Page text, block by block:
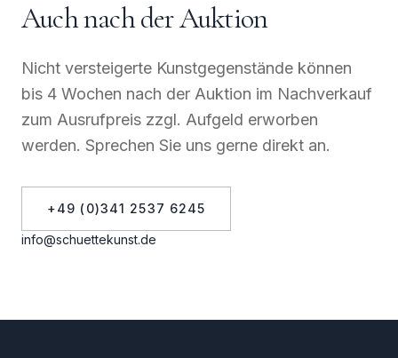
Auch nach der Auktion
Nicht versteigerte Kunstgegenstände können
bis 4 Wochen nach der Auktion im Nachverkauf
zum Ausrufpreis zzgl. Aufgeld erworben
werden. Sprechen Sie uns gerne direkt an.
+49 (0)341 2537 6245
info@schuettekunst.de